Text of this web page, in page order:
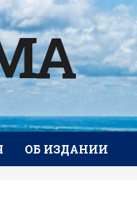
ОБ ИЗДАНИИ